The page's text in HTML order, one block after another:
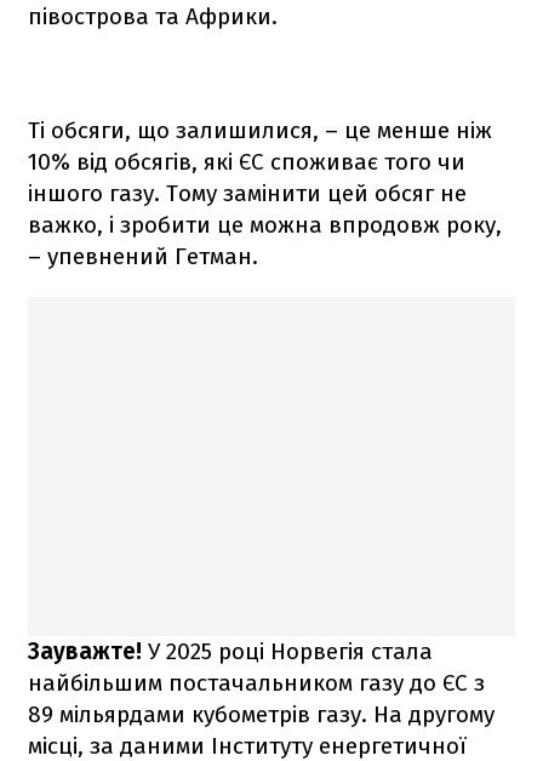
півострова та Африки.
Ті обсяги, що залишилися, – це менше ніж
10% від обсягів, які ЄС споживає того чи
іншого газу. Тому замінити цей обсяг не
важко, і зробити це можна впродовж року,
– упевнений Гетман.
Зауважте! У 2025 році Норвегія стала
найбільшим постачальником газу до ЄС з
89 мільярдами кубометрів газу. На другому
місці, за даними Інституту енергетичної